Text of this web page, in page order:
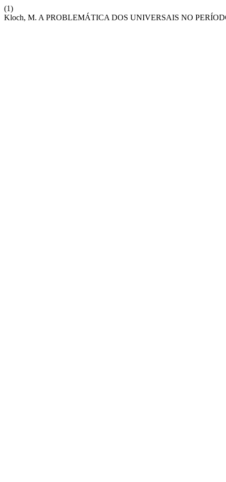
(1)
Kloch, M. A PROBLEMÁTICA DOS UNIVERSAIS NO